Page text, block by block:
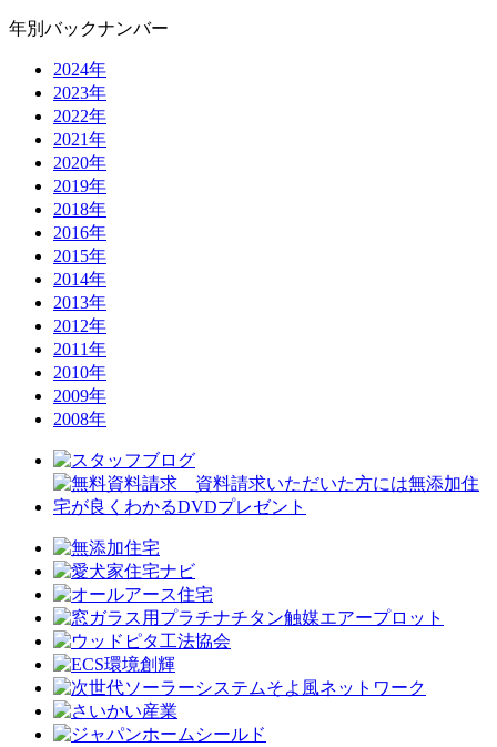
年別バックナンバー
2024年
2023年
2022年
2021年
2020年
2019年
2018年
2016年
2015年
2014年
2013年
2012年
2011年
2010年
2009年
2008年